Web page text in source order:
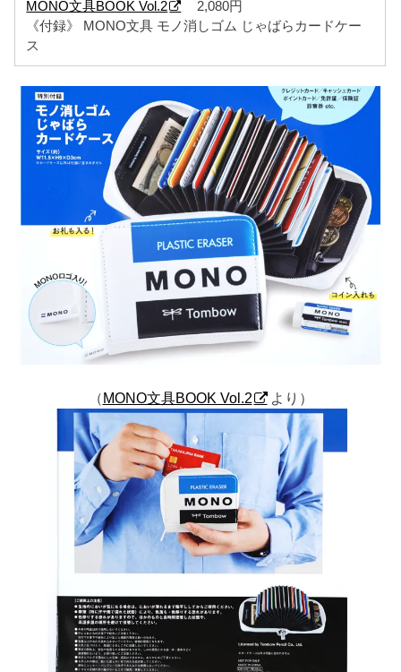
MONO文具BOOK Vol.2
2,080円
《付録》 MONO文具 モノ消しゴム じゃばらカードケー
ス
（MONO文具BOOK Vol.2 より）